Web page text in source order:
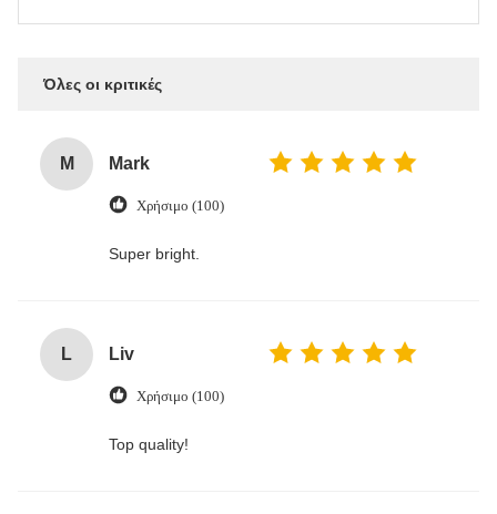
Όλες οι κριτικές
M Mark
Χρήσιμο (100)
Super bright.
L Liv
Χρήσιμο (100)
Top quality!